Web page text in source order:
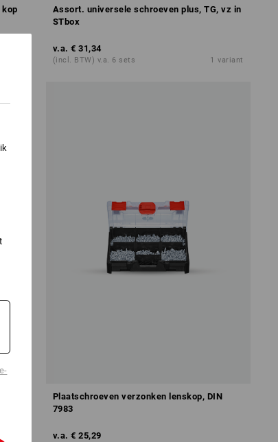
Assort. universele schroeven plus, TG, vz in
STbox
v.a. € 31,34
(incl. BTW) v.a. 6 sets 1 variant
Plaatschroeven verzonken lenskop, DIN
7983
v.a. € 25,29